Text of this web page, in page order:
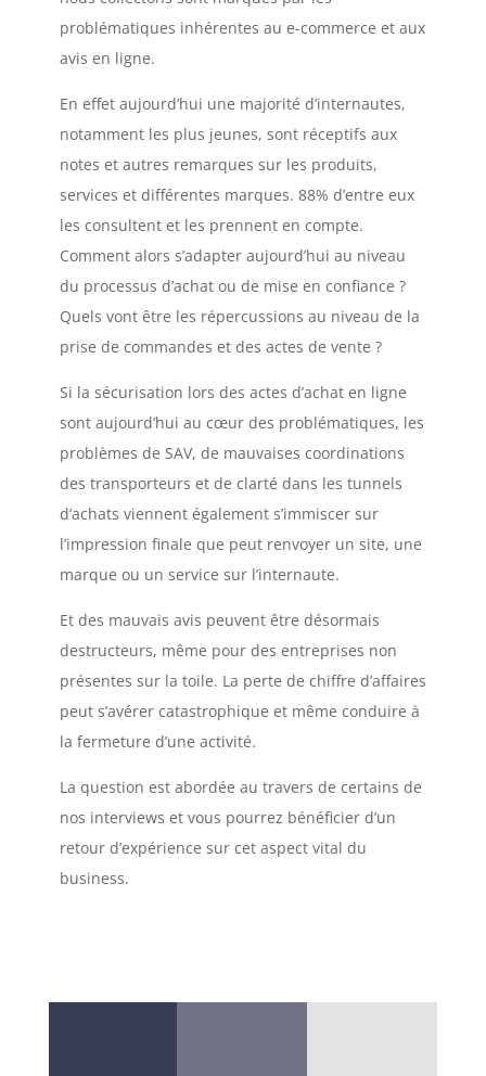
problématiques inhérentes au e-commerce et aux
avis en ligne.
En effet aujourd’hui une majorité d’internautes,
notamment les plus jeunes, sont réceptifs aux
notes et autres remarques sur les produits,
services et différentes marques. 88% d’entre eux
les consultent et les prennent en compte.
Comment alors s’adapter aujourd’hui au niveau
du processus d’achat ou de mise en confiance ?
Quels vont être les répercussions au niveau de la
prise de commandes et des actes de vente ?
Si la sécurisation lors des actes d’achat en ligne
sont aujourd’hui au cœur des problématiques, les
problèmes de SAV, de mauvaises coordinations
des transporteurs et de clarté dans les tunnels
d’achats viennent également s’immiscer sur
l’impression finale que peut renvoyer un site, une
marque ou un service sur l’internaute.
Et des mauvais avis peuvent être désormais
destructeurs, même pour des entreprises non
présentes sur la toile. La perte de chiffre d’affaires
peut s’avérer catastrophique et même conduire à
la fermeture d’une activité.
La question est abordée au travers de certains de
nos interviews et vous pourrez bénéficier d’un
retour d’expérience sur cet aspect vital du
business.